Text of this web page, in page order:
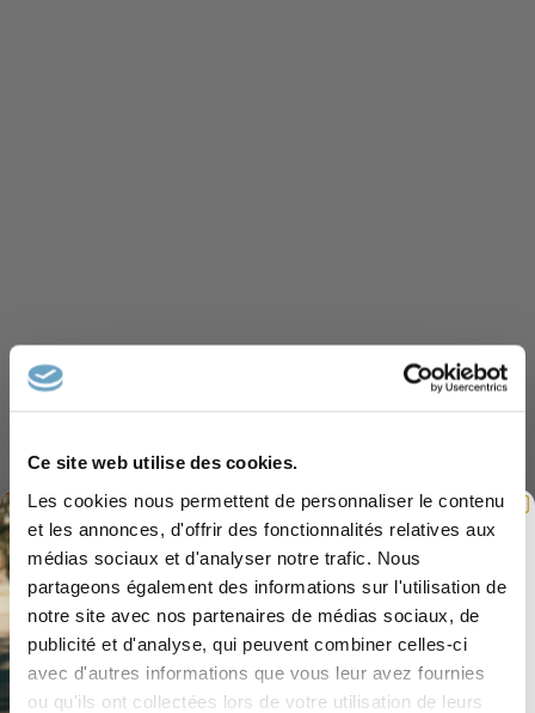
Ce site web utilise des cookies.
Les cookies nous permettent de personnaliser le contenu
et les annonces, d'offrir des fonctionnalités relatives aux
médias sociaux et d'analyser notre trafic. Nous
partageons également des informations sur l'utilisation de
notre site avec nos partenaires de médias sociaux, de
publicité et d'analyse, qui peuvent combiner celles-ci
avec d'autres informations que vous leur avez fournies
ou qu'ils ont collectées lors de votre utilisation de leurs
Excellent
Rejoignez l'équipe
Accès privilégié à nos meilleures offres,
actualités.. Inscrivez-vous dès maintenant et
recevez -10% sur votre première commande
Email